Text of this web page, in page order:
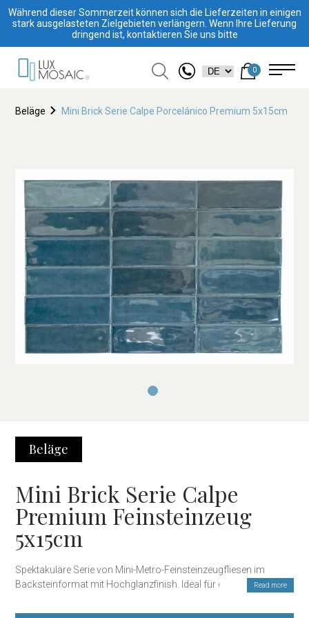
Während dieser Sommerzeit können sich die Lieferzeiten in einigen
stark ausgelasteten Zielgebieten verlängern. Wenn Ihre Lieferung
dringend ist, kontaktieren Sie uns bitte
0
Beläge Mini Brick Serie Calpe Porcelánico Premium 5x15cm
Beläge
Mini Brick Serie Calpe
Premium Feinsteinzeug
5x15cm
Spektakuläre Serie von Mini-Metro-Feinsteinzeugfliesen im
Backsteinformat mit Hochglanzfinish. Ideal für erstklassige
oder Boutiquen. Dank seiner porzellanartigen Struktur und der
Read more